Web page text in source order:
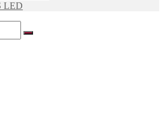
LED